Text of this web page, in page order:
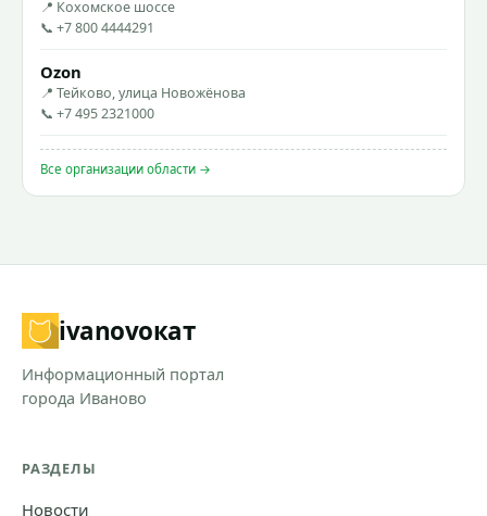
📍 Кохомское шоссе
📞 +7 800 4444291
Ozon
📍 Тейково, улица Новожёнова
📞 +7 495 2321000
Все организации области →
ivanovoкат
Информационный портал
города Иваново
РАЗДЕЛЫ
Новости